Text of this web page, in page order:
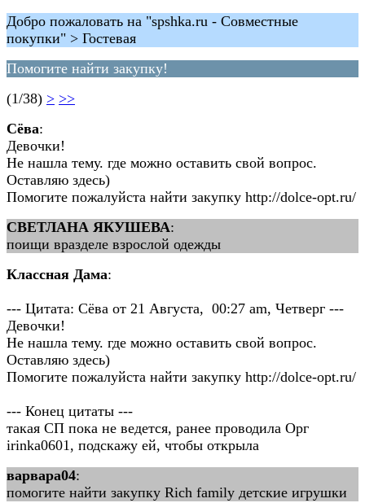
Добро пожаловать на "spshka.ru - Совместные
покупки" > Гостевая
Помогите найти закупку!
(1/38) > >>
Сёва:
Девочки!
Не нашла тему. где можно оставить свой вопрос.
Оставляю здесь)
Помогите пожалуйста найти закупку http://dolce-opt.ru/
СВЕТЛАНА ЯКУШЕВА:
поищи вразделе взрослой одежды
Классная Дама:
--- Цитата: Сёва от 21 Августа, 00:27 am, Четверг ---
Девочки!
Не нашла тему. где можно оставить свой вопрос.
Оставляю здесь)
Помогите пожалуйста найти закупку http://dolce-opt.ru/
--- Конец цитаты ---
такая СП пока не ведется, ранее проводила Орг
irinka0601, подскажу ей, чтобы открыла
варвара04:
помогите найти закупку Rich family детские игрушки